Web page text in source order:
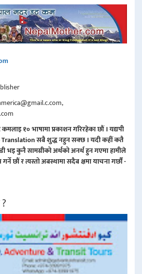
१० भाषामा प्रकाशन गरिरहेका छौं । यद्यपी
Translation सबै शुद्ध नहुन सक्छ । यदी कहीं कतै
भइ कुनै सामग्रीको अर्थको अनर्थ हुन गएमा हामीले
छौं र त्यस्तो अबस्थामा सदैब क्षमा याचना गर्छौं -